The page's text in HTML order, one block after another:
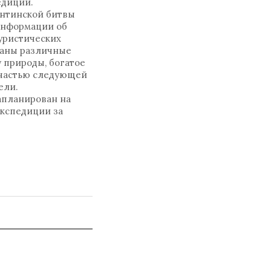
битвы
об
различные
богатое
следующей
на
за